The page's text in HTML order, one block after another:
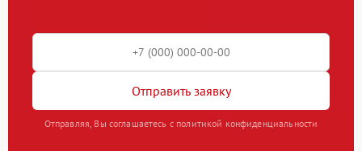
Отправить заявку
Отправляя, Вы соглашаетесь с политикой конфиденциальности